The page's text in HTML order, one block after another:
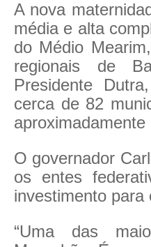
A nova
média e alta
do Médio
regionais de
Presidente
cerca de 82
O governador
os entes
investimento para
“Uma das